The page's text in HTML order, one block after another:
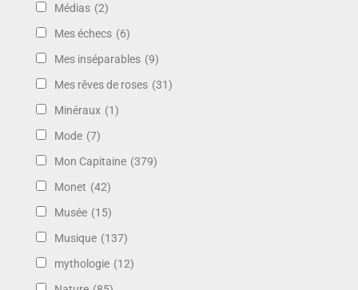
Médias (2)
Mes échecs (6)
Mes inséparables (9)
Mes rêves de roses (31)
Minéraux (1)
Mode (7)
Mon Capitaine (379)
Monet (42)
Musée (15)
Musique (137)
mythologie (12)